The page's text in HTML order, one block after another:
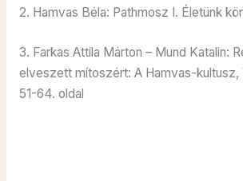
2. Hamvas Béla: Pathmosz I. Életünk
3. Farkas Attila Márton – Mund Katalin:
elveszett mítoszért: A Hamvas-kultusz,
51-64. oldal